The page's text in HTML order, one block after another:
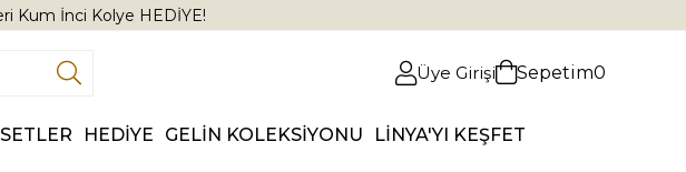
Kum İnci Kolye HEDİYE!
Üye Girişi Sepetim0
SETLER HEDİYE GELİN KOLEKSİYONU LİNYA'YI KEŞFET